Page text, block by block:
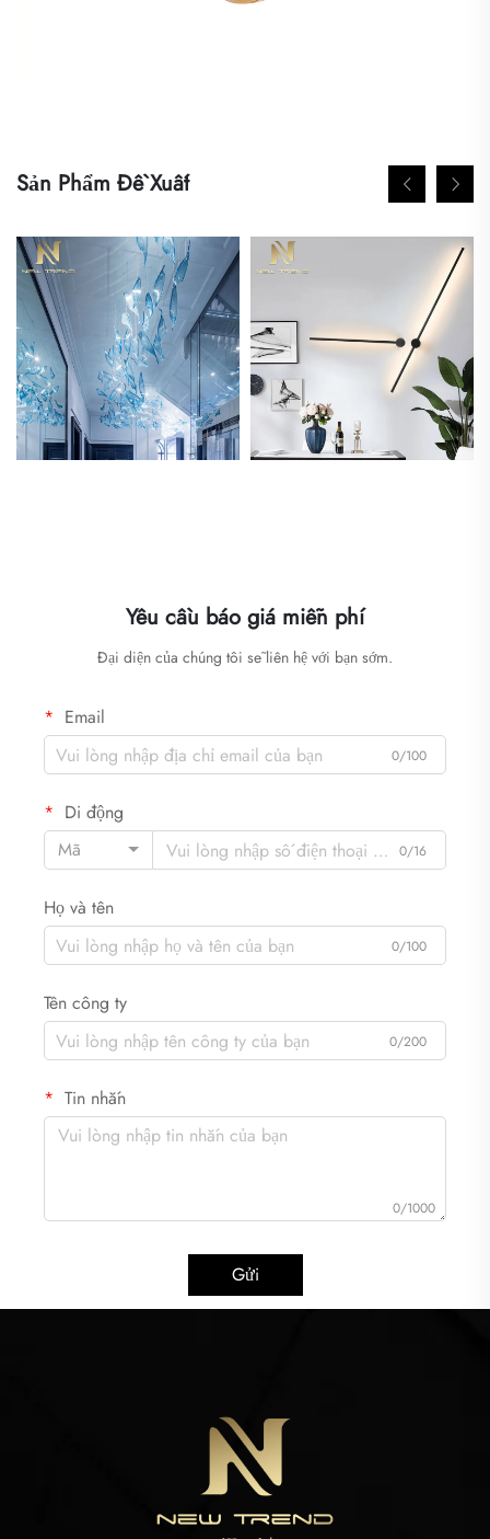
Sản Phẩm Đề Xuất
Yêu cầu báo giá miễn phí
Đại diện của chúng tôi sẽ liên hệ với bạn sớm.
Email
0/100
Di động
Mã
0/16
Họ và tên
0/100
Tên công ty
0/200
Tin nhắn
0/1000
Gửi